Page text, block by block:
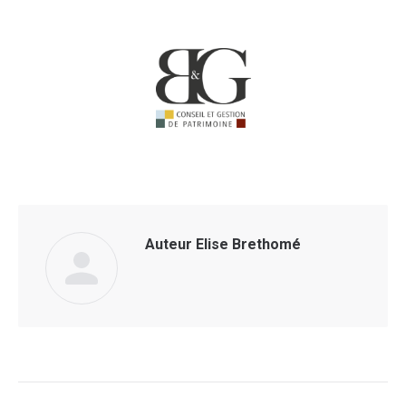
Auteur Elise Brethomé